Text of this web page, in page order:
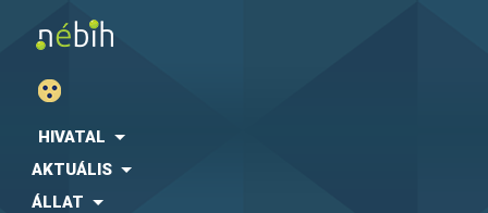
HIVATAL
AKTUÁLIS
ÁLLAT